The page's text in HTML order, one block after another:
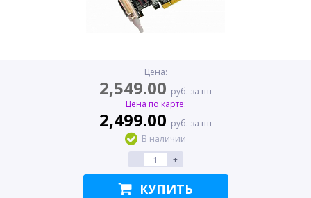
Цена:
2,549.00 руб. за шт
Цена по карте:
2,499.00 руб. за шт
В наличии
-
+
КУПИТЬ